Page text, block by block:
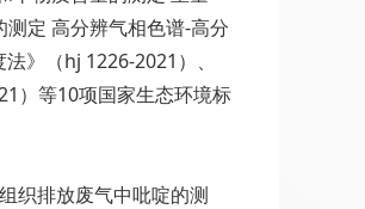
定 高分辨气相色谱-高分
》（hj 1226-2021）、
）等10项国家生态环境标
织排放废气中吡啶的测